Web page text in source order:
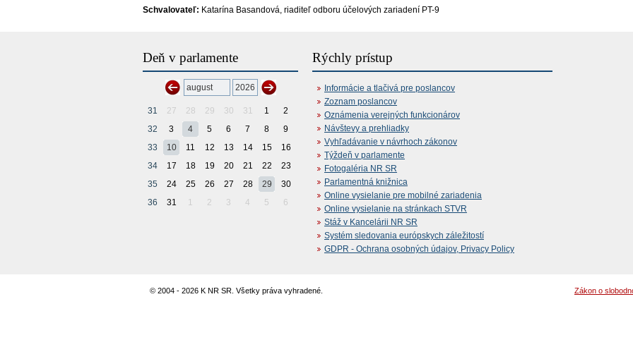
Schvalovateľ: Katarína Basandová, riaditeľ odboru účelových zariadení PT-9
Deň v parlamente
31 27 28 29 30 31 1
2
32
3 4 5 6 7 8
9
33
10 11 12 13 14 15
16
34
17 18 19 20 21 22
23
35
24 25 26 27 28 29
30
36
31 1 2 3 4 5 6
Rýchly prístup
Informácie a tlačivá pre poslancov
Zoznam poslancov
Oznámenia verejných funkcionárov
Návštevy a prehliadky
Vyhľadávanie v návrhoch zákonov
Týždeň v parlamente
Fotogaléria NR SR
Parlamentná knižnica
Online vysielanie pre mobilné zariadenia
Online vysielanie na stránkach STVR
Stáž v Kancelárii NR SR
Systém sledovania európskych záležitostí
GDPR - Ochrana osobných údajov, Privacy Policy
© 2004 - 2026 K NR SR. Všetky práva vyhradené. Zákon o